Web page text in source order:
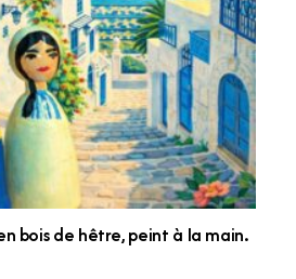
bois de hêtre, peint à la main.